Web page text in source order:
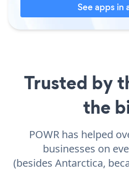
See apps in
Trusted by
the
POWR has helped
businesses on
(besides Antarctica,